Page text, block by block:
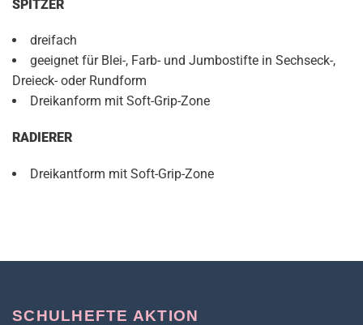
SPITZER
dreifach
geeignet für Blei-, Farb- und Jumbostifte in Sechseck-,
Dreieck- oder Rundform
Dreikanform mit Soft-Grip-Zone
RADIERER
Dreikantform mit Soft-Grip-Zone
SCHULHEFTE AKTION